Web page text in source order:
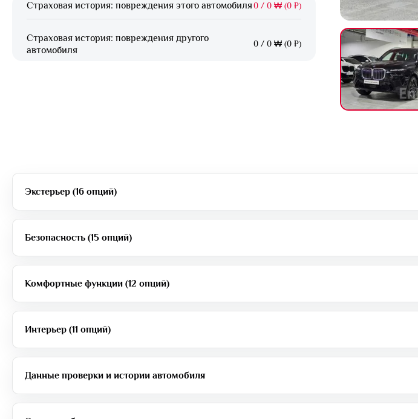
Страховая история: повреждения этого автомобиля0 / 0 ₩ (0 ₽)
Страховая история: повреждения другого
автомобиля
0 / 0 ₩ (0 ₽)
Экстерьер (16 опций)
Безопасность (15 опций)
Комфортные функции (12 опций)
Интерьер (11 опций)
Данные проверки и истории автомобиля